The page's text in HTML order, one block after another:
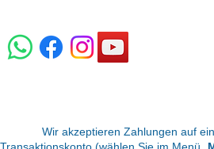
Wir akzeptieren Zahlungen auf ein